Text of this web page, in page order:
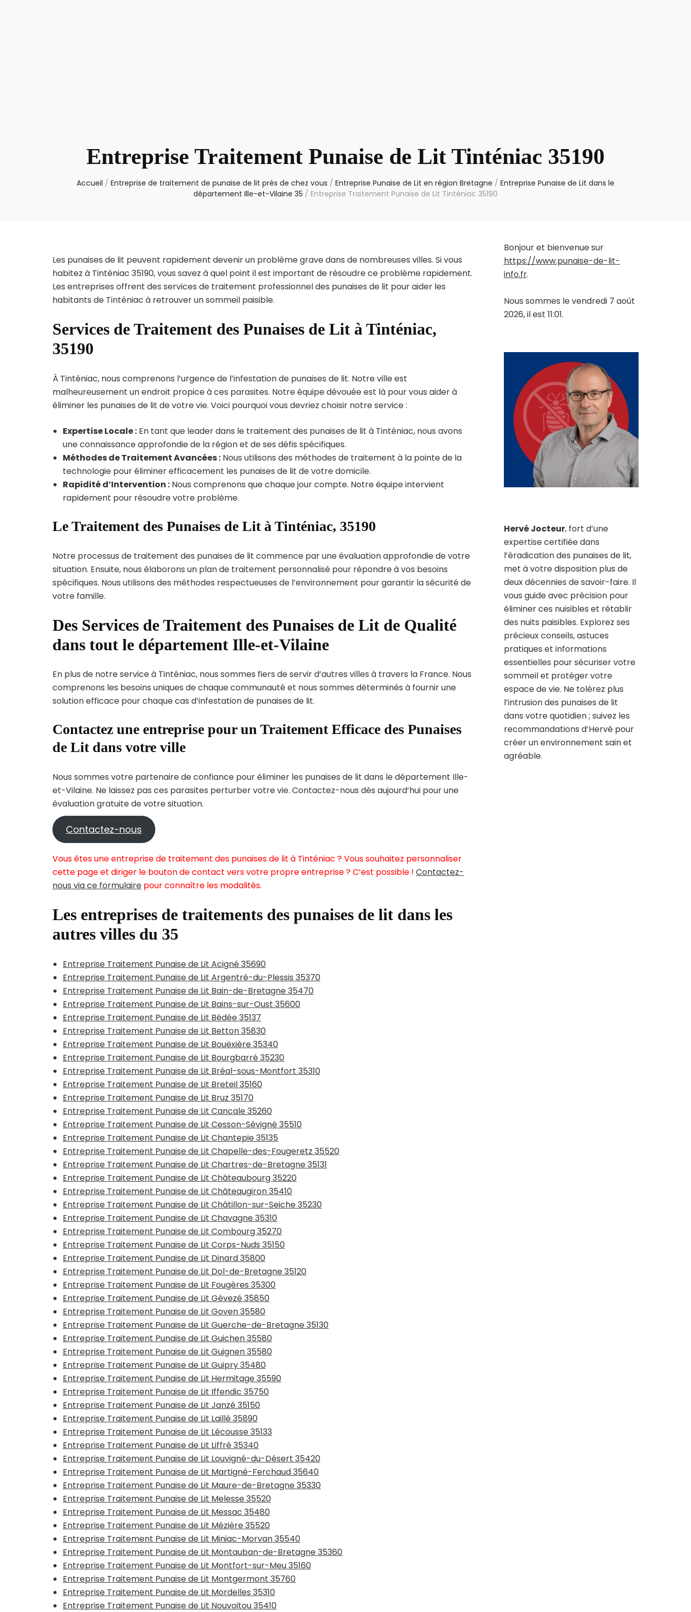
Entreprise Traitement Punaise de Lit Tinténiac 35190
Accueil / Entreprise de traitement de punaise de lit près de chez vous / Entreprise Punaise de Lit en région Bretagne / Entreprise Punaise de Lit dans le
département Ille-et-Vilaine 35 / Entreprise Traitement Punaise de Lit Tinténiac 35190
Les punaises de lit peuvent rapidement devenir un problème grave dans de nombreuses villes. Si vous
habitez à Tinténiac 35190, vous savez à quel point il est important de résoudre ce problème rapidement.
Les entreprises offrent des services de traitement professionnel des punaises de lit pour aider les
habitants de Tinténiac à retrouver un sommeil paisible.
Services de Traitement des Punaises de Lit à Tinténiac,
35190
À Tinténiac, nous comprenons l’urgence de l’infestation de punaises de lit. Notre ville est
malheureusement un endroit propice à ces parasites. Notre équipe dévouée est là pour vous aider à
éliminer les punaises de lit de votre vie. Voici pourquoi vous devriez choisir notre service :
Expertise Locale : En tant que leader dans le traitement des punaises de lit à Tinténiac, nous avons
une connaissance approfondie de la région et de ses défis spécifiques.
Méthodes de Traitement Avancées : Nous utilisons des méthodes de traitement à la pointe de la
technologie pour éliminer efficacement les punaises de lit de votre domicile.
Rapidité d’Intervention : Nous comprenons que chaque jour compte. Notre équipe intervient
rapidement pour résoudre votre problème.
Le Traitement des Punaises de Lit à Tinténiac, 35190
Notre processus de traitement des punaises de lit commence par une évaluation approfondie de votre
situation. Ensuite, nous élaborons un plan de traitement personnalisé pour répondre à vos besoins
spécifiques. Nous utilisons des méthodes respectueuses de l’environnement pour garantir la sécurité de
votre famille.
Des Services de Traitement des Punaises de Lit de Qualité
dans tout le département Ille-et-Vilaine
En plus de notre service à Tinténiac, nous sommes fiers de servir d’autres villes à travers la France. Nous
comprenons les besoins uniques de chaque communauté et nous sommes déterminés à fournir une
solution efficace pour chaque cas d’infestation de punaises de lit.
Contactez une entreprise pour un Traitement Efficace des Punaises
de Lit dans votre ville
Nous sommes votre partenaire de confiance pour éliminer les punaises de lit dans le département Ille-
et-Vilaine. Ne laissez pas ces parasites perturber votre vie. Contactez-nous dès aujourd’hui pour une
évaluation gratuite de votre situation.
Contactez-nous
Vous êtes une entreprise de traitement des punaises de lit à Tinténiac ? Vous souhaitez personnaliser
cette page et diriger le bouton de contact vers votre propre entreprise ? C’est possible ! Contactez-
nous via ce formulaire pour connaître les modalités.
Les entreprises de traitements des punaises de lit dans les
autres villes du 35
Entreprise Traitement Punaise de Lit Acigné 35690
Entreprise Traitement Punaise de Lit Argentré-du-Plessis 35370
Entreprise Traitement Punaise de Lit Bain-de-Bretagne 35470
Entreprise Traitement Punaise de Lit Bains-sur-Oust 35600
Entreprise Traitement Punaise de Lit Bédée 35137
Entreprise Traitement Punaise de Lit Betton 35830
Entreprise Traitement Punaise de Lit Bouëxière 35340
Entreprise Traitement Punaise de Lit Bourgbarré 35230
Entreprise Traitement Punaise de Lit Bréal-sous-Montfort 35310
Entreprise Traitement Punaise de Lit Breteil 35160
Entreprise Traitement Punaise de Lit Bruz 35170
Entreprise Traitement Punaise de Lit Cancale 35260
Entreprise Traitement Punaise de Lit Cesson-Sévigné 35510
Entreprise Traitement Punaise de Lit Chantepie 35135
Entreprise Traitement Punaise de Lit Chapelle-des-Fougeretz 35520
Entreprise Traitement Punaise de Lit Chartres-de-Bretagne 35131
Entreprise Traitement Punaise de Lit Châteaubourg 35220
Entreprise Traitement Punaise de Lit Châteaugiron 35410
Entreprise Traitement Punaise de Lit Châtillon-sur-Seiche 35230
Entreprise Traitement Punaise de Lit Chavagne 35310
Entreprise Traitement Punaise de Lit Combourg 35270
Entreprise Traitement Punaise de Lit Corps-Nuds 35150
Entreprise Traitement Punaise de Lit Dinard 35800
Entreprise Traitement Punaise de Lit Dol-de-Bretagne 35120
Entreprise Traitement Punaise de Lit Fougères 35300
Entreprise Traitement Punaise de Lit Gévezé 35850
Entreprise Traitement Punaise de Lit Goven 35580
Entreprise Traitement Punaise de Lit Guerche-de-Bretagne 35130
Entreprise Traitement Punaise de Lit Guichen 35580
Entreprise Traitement Punaise de Lit Guignen 35580
Entreprise Traitement Punaise de Lit Guipry 35480
Entreprise Traitement Punaise de Lit Hermitage 35590
Entreprise Traitement Punaise de Lit Iffendic 35750
Entreprise Traitement Punaise de Lit Janzé 35150
Entreprise Traitement Punaise de Lit Laillé 35890
Entreprise Traitement Punaise de Lit Lécousse 35133
Entreprise Traitement Punaise de Lit Liffré 35340
Entreprise Traitement Punaise de Lit Louvigné-du-Désert 35420
Entreprise Traitement Punaise de Lit Martigné-Ferchaud 35640
Entreprise Traitement Punaise de Lit Maure-de-Bretagne 35330
Entreprise Traitement Punaise de Lit Melesse 35520
Entreprise Traitement Punaise de Lit Messac 35480
Entreprise Traitement Punaise de Lit Mézière 35520
Entreprise Traitement Punaise de Lit Miniac-Morvan 35540
Entreprise Traitement Punaise de Lit Montauban-de-Bretagne 35360
Entreprise Traitement Punaise de Lit Montfort-sur-Meu 35160
Entreprise Traitement Punaise de Lit Montgermont 35760
Entreprise Traitement Punaise de Lit Mordelles 35310
Entreprise Traitement Punaise de Lit Nouvoitou 35410
Bonjour et bienvenue sur
https://www.punaise-de-lit-
info.fr.
Nous sommes le vendredi 7 août
2026, il est 11:01.
Hervé Jocteur, fort d’une
expertise certifiée dans
l’éradication des punaises de lit,
met à votre disposition plus de
deux décennies de savoir-faire. Il
vous guide avec précision pour
éliminer ces nuisibles et rétablir
des nuits paisibles. Explorez ses
précieux conseils, astuces
pratiques et informations
essentielles pour sécuriser votre
sommeil et protéger votre
espace de vie. Ne tolérez plus
l’intrusion des punaises de lit
dans votre quotidien ; suivez les
recommandations d’Hervé pour
créer un environnement sain et
agréable.